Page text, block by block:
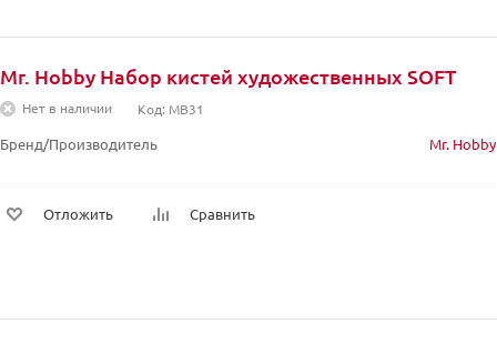
Mr. Hobby Набор кистей художественных SOFT
Нет в наличии Код: MB31
Бренд/Производитель Mr. Hobby
Отложить Сравнить